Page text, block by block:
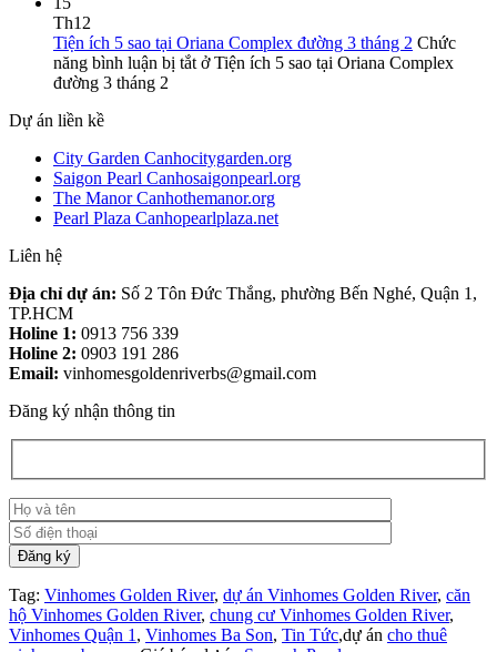
Th12
Tiện ích 5 sao tại Oriana Complex đường 3 tháng 2 Chức
năng bình luận bị tắt ở Tiện ích 5 sao tại Oriana Complex
đường 3 tháng 2
Dự án liền kề
City Garden Canhocitygarden.org
Saigon Pearl Canhosaigonpearl.org
The Manor Canhothemanor.org
Pearl Plaza Canhopearlplaza.net
Liên hệ
Địa chỉ dự án: Số 2 Tôn Đức Thắng, phường Bến Nghé, Quận 1,
TP.HCM
Holine 1: 0913 756 339
Holine 2: 0903 191 286
Email: vinhomesgoldenriverbs@gmail.com
Đăng ký nhận thông tin
Tag: Vinhomes Golden River, dự án Vinhomes Golden River, căn
hộ Vinhomes Golden River, chung cư Vinhomes Golden River,
Vinhomes Quận 1 , Vinhomes Ba Son, Tin Tức,dự án cho thuê